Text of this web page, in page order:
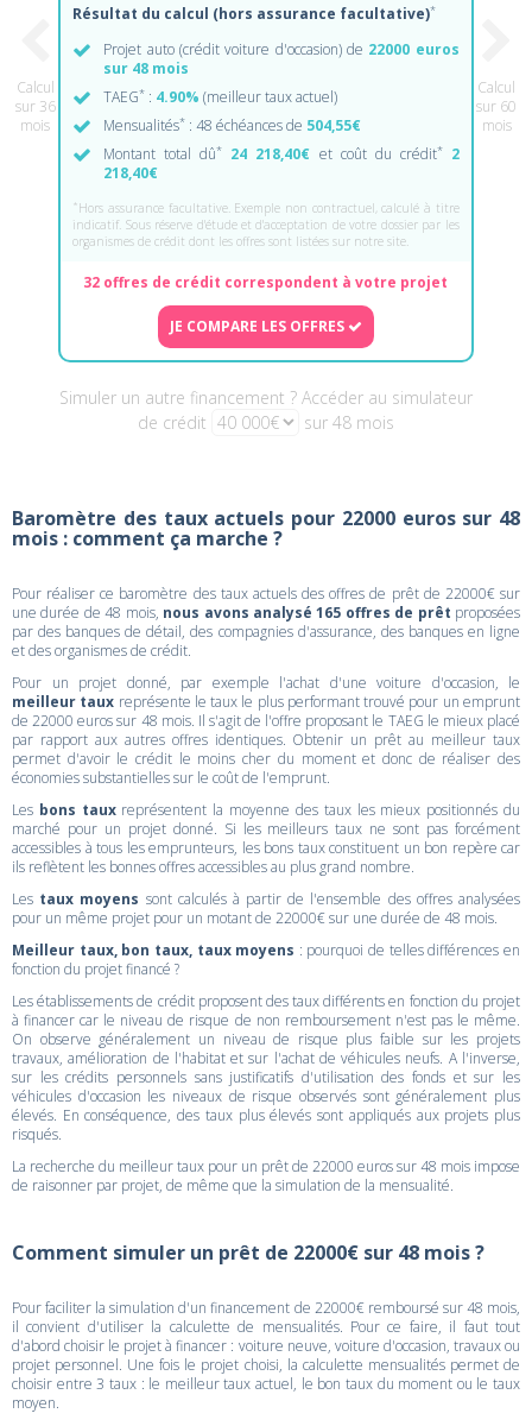
Calcul
sur 36
mois
Résultat du calcul (hors assurance facultative)*
Projet auto (crédit voiture d'occasion) de 22000 euros
sur 48 mois
TAEG* : 4.90% (meilleur taux actuel)
Mensualités* : 48 échéances de 504,55€
Montant total dû* 24 218,40€ et coût du crédit*
2
218,40€
* Hors assurance facultative. Exemple non contractuel, calculé à titre
indicatif. Sous réserve d'étude et d'acceptation de votre dossier par les
organismes de crédit dont les offres sont listées sur notre site.
32 offres de crédit correspondent à votre projet
JE COMPARE LES OFFRES
Simuler un autre financement ? Accéder au simulateur
de crédit
sur 48 mois
Calcul
sur 60
mois
Baromètre des taux actuels pour 22000 euros sur 48
mois : comment ça marche ?
Pour réaliser ce baromètre des taux actuels des offres de prêt de 22000€ sur
une durée de 48 mois, nous avons analysé 165 offres de prêt proposées
par des banques de détail, des compagnies d'assurance, des banques en ligne
et des organismes de crédit.
Pour un projet donné, par exemple l'achat d'une voiture d'occasion, le
meilleur taux représente le taux le plus performant trouvé pour un emprunt
de 22000 euros sur 48 mois. Il s'agit de l'offre proposant le TAEG le mieux placé
par rapport aux autres offres identiques. Obtenir un prêt au meilleur taux
permet d'avoir le crédit le moins cher du moment et donc de réaliser des
économies substantielles sur le coût de l'emprunt.
Les bons tauxreprésentent la moyenne des taux les mieux positionnés du
marché pour un projet donné. Si les meilleurs taux ne sont pas forcément
accessibles à tous les emprunteurs, les bons taux constituent un bon repère car
ils reflètent les bonnes offres accessibles au plus grand nombre.
Les taux moyens sont calculés à partir de l'ensemble des offres analysées
pour un même projet pour un motant de 22000€ sur une durée de 48 mois.
Meilleur taux, bon taux, taux moyens : pourquoi de telles différences en
fonction du projet financé ?
Les établissements de crédit proposent des taux différents en fonction du projet
à financer car le niveau de risque de non remboursement n'est pas le même.
On observe généralement un niveau de risque plus faible sur les projets
travaux, amélioration de l'habitat et sur l'achat de véhicules neufs. A l'inverse,
sur les crédits personnels sans justificatifs d'utilisation des fonds et sur les
véhicules d'occasion les niveaux de risque observés sont généralement plus
élevés. En conséquence, des taux plus élevés sont appliqués aux projets plus
risqués.
La recherche du meilleur taux pour un prêt de 22000 euros sur 48 mois impose
de raisonner par projet, de même que la simulation de la mensualité.
Comment simuler un prêt de 22000€ sur 48 mois ?
Pour faciliter la simulation d'un financement de 22000€ remboursé sur 48 mois,
il convient d'utiliser la calculette de mensualités. Pour ce faire, il faut tout
d'abord choisir le projet à financer : voiture neuve, voiture d'occasion, travaux ou
projet personnel. Une fois le projet choisi, la calculette mensualités permet de
choisir entre 3 taux : le meilleur taux actuel, le bon taux du moment ou le taux
moyen.